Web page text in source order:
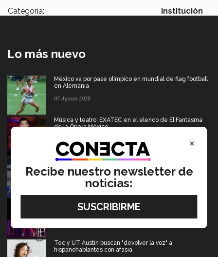
Categoría: Institución
Lo más nuevo
México va por pase olímpico en mundial de flag football
en Alemania
07 Agosto 2026
Música y teatro: EXATEC en el elenco de El Fantasma
de la Ópera México
Borregos CCM van por el campeonato en liga mayor de
06 Agosto 2026
Del escenario de PrepaTec Qro al teatro musical en
Estados Unidos
06 Agosto 2026
Tec y UT Austin buscan "devolver la voz" a
hispanohablantes con afasia
×
Recibe nuestro newsletter de
noticias: